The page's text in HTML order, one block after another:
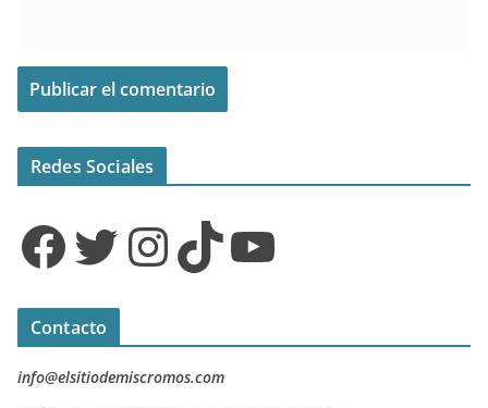
Redes Sociales
Facebook Twitter InstagramTikTok YouTube
Contacto
info@elsitiodemiscromos.com